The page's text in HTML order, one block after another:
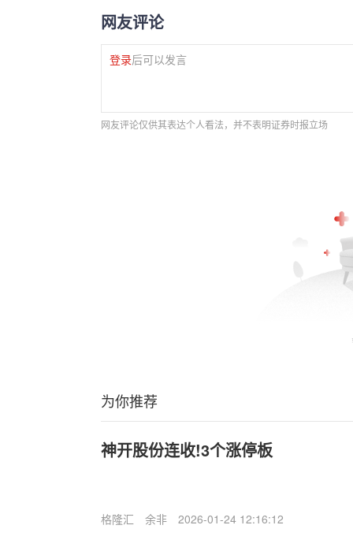
网友评论
登录后可以发言
网友评论仅供其表达个人看法，并不表明证券时报立场
为你推荐
神开股份连收!3个涨停板
格隆汇 余非 2026-01-24 12:16:12